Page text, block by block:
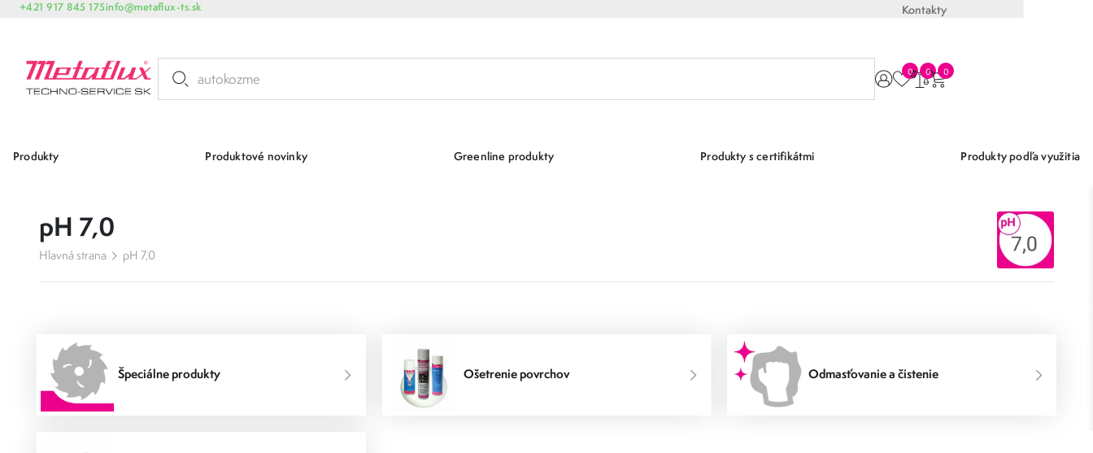
+421 917 845 175info@metaflux-ts.sk Kontakty
0 0 0
Produkty Produktové novinky Greenline produkty Produkty s certifikátmi Produkty podľa využitia
pH 7,0
Hlavná strana pH 7,0
Špeciálne produkty Ošetrenie povrchov Odmasťovanie a čistenie